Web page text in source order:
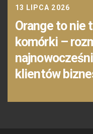
13 LIPCA 2026
Orange to nie
komórki –
klientów